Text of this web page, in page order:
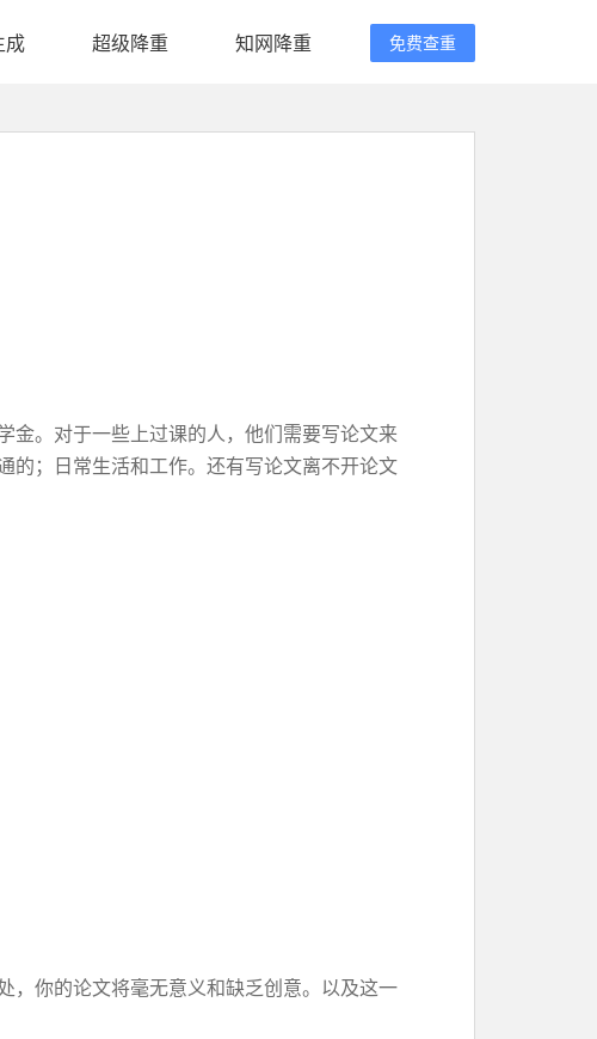
成 超级降重 知网降重 免费查重
金。对于一些上过课的人，他们需要写论文来
的；日常生活和工作。还有写论文离不开论文
，你的论文将毫无意义和缺乏创意。以及这一